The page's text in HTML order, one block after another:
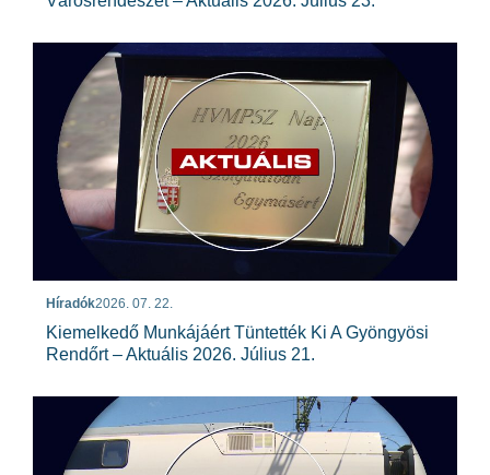
Híradók2026. 07. 22.
Kiemelkedő Munkájáért Tüntették Ki A Gyöngyösi
Rendőrt – Aktuális 2026. Július 21.